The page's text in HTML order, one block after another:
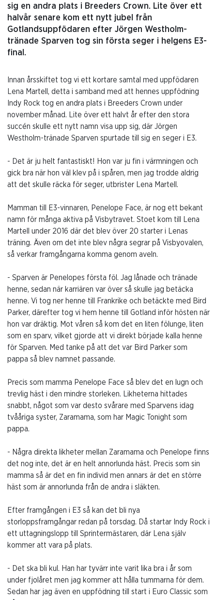
sig en andra plats i Breeders Crown. Lite över ett
halvår senare kom ett nytt jubel från
Gotlandsuppfödaren efter Jörgen Westholm-
tränade Sparven tog sin första seger i helgens E3-
final.
Innan årsskiftet tog vi ett kortare samtal med uppfödaren
Lena Martell, detta i samband med att hennes uppfödning
Indy Rock tog en andra plats i Breeders Crown under
november månad. Lite över ett halvt år efter den stora
succén skulle ett nytt namn visa upp sig, där Jörgen
Westholm-tränade Sparven spurtade till sig en seger i E3.
- Det är ju helt fantastiskt! Hon var ju fin i värmningen och
gick bra när hon väl klev på i spåren, men jag trodde aldrig
att det skulle räcka för seger, utbrister Lena Martell.
Mamman till E3-vinnaren, Penelope Face, är nog ett bekant
namn för många aktiva på Visbytravet. Stoet kom till Lena
Martell under 2016 där det blev över 20 starter i Lenas
träning. Även om det inte blev några segrar på Visbyovalen,
så verkar framgångarna komma genom aveln.
- Sparven är Penelopes första föl. Jag lånade och tränade
henne, sedan när karriären var över så skulle jag betäcka
henne. Vi tog ner henne till Frankrike och betäckte med Bird
Parker, därefter tog vi hem henne till Gotland inför hösten när
hon var dräktig. Mot våren så kom det en liten fölunge, liten
som en sparv, vilket gjorde att vi direkt började kalla henne
för Sparven. Med tanke på att det var Bird Parker som
pappa så blev namnet passande.
Precis som mamma Penelope Face så blev det en lugn och
trevlig häst i den mindre storleken. Likheterna hittades
snabbt, något som var desto svårare med Sparvens idag
tvååriga syster, Zaramama, som har Magic Tonight som
pappa.
- Några direkta likheter mellan Zaramama och Penelope finns
det nog inte, det är en helt annorlunda häst. Precis som sin
mamma så är det en fin individ men annars är det en större
häst som är annorlunda från de andra i släkten.
Efter framgången i E3 så kan det bli nya
storloppsframgångar redan på torsdag. Då startar Indy Rock i
ett uttagningslopp till Sprintermästaren, där Lena själv
kommer att vara på plats.
- Det ska bli kul. Han har tyvärr inte varit lika bra i år som
under fjolåret men jag kommer att hålla tummarna för dem.
Sedan har jag även en uppfödning till start i Euro Classic som